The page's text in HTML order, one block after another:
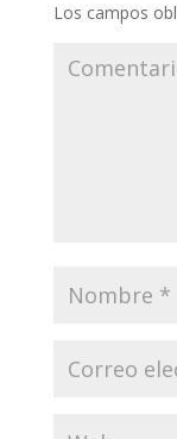
Los campos